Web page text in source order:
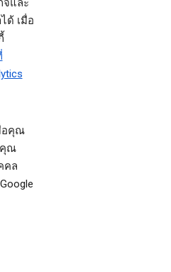
จและ
ด้ เมื่อ
อคุณ
คุณ
คล